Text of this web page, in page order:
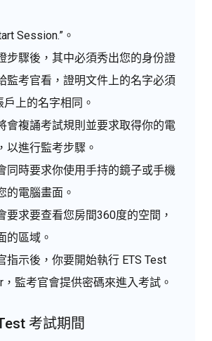
Session.”。
步驟後，其中必須秀出您的身份證
監考官看，證明文件上的名字必須
戶上的名字相同。
會複誦考試規則並要求取得你的電
以進行監考步驟。
同時要求你使用手持的鏡子或手機
的電腦畫面。
要求要查看您房間360度的空間，
的區域。
指示後，你要開始執行 ETS Test
，監考官會提供密碼來進入考試。
考試期間